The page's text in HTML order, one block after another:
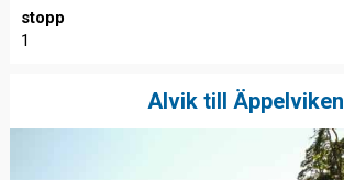
stopp
1
Alvik till Äppelviken